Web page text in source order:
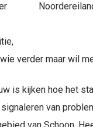
verder maar wil
is kijken hoe het
van